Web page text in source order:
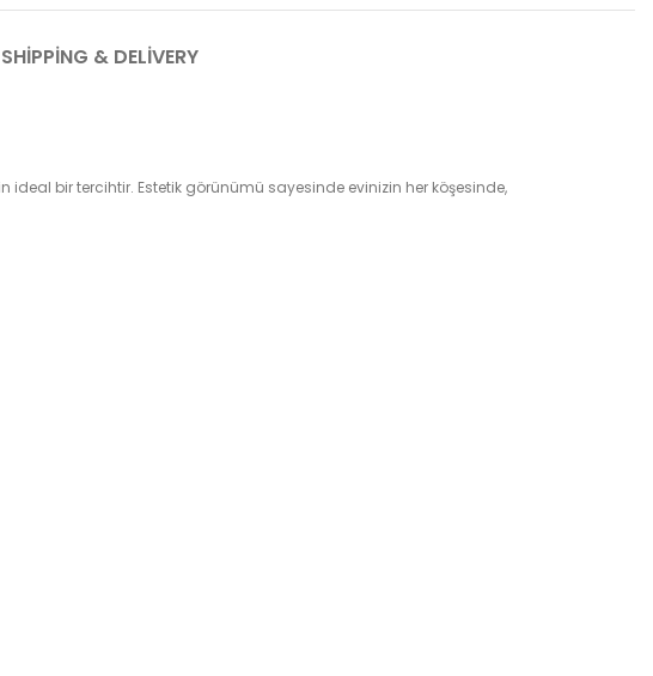
SHIPPING & DELIVERY
ideal bir tercihtir. Estetik görünümü sayesinde evinizin her köşesinde,